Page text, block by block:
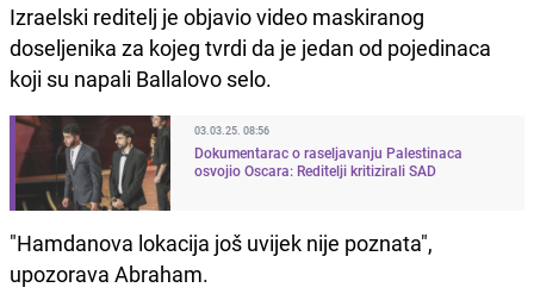
Izraelski reditelj je objavio video maskiranog
doseljenika za kojeg tvrdi da je jedan od pojedinaca
koji su napali Ballalovo selo.
03.03.25. 08:56
Dokumentarac o raseljavanju Palestinaca
osvojio Oscara: Reditelji kritizirali SAD
"Hamdanova lokacija još uvijek nije poznata",
upozorava Abraham.